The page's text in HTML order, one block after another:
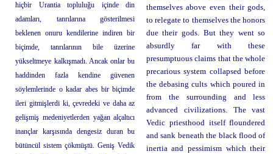
hiçbir Urantia topluluğu içinde din
adamları, tanrılarına gösterilmesi
beklenen onuru kendilerine indiren bir
biçimde, tanrılarının bile üzerine
yükseltmeye kalkışmadı. Ancak onlar bu
haddinden fazla kendine güvenen
söylemlerinde o kadar abes bir biçimde
ileri gitmişlerdi ki, çevredeki ve daha az
gelişmiş medeniyetlerden yağan alçaltıcı
inançlar karşısında dengesiz duran bu
bütüncül sistem çökmüştü. Geniş Vedik
themselves above even their gods,
to relegate to themselves the honors
due their gods. But they went so
absurdly far with these
presumptuous claims that the whole
precarious system collapsed before
the debasing cults which poured in
from the surrounding and less
advanced civilizations. The vast
Vedic priesthood itself floundered
and sank beneath the black flood of
inertia and pessimism which their